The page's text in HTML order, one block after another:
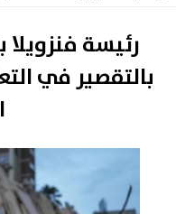
رئيسة فنزويلا
بالتقصير في